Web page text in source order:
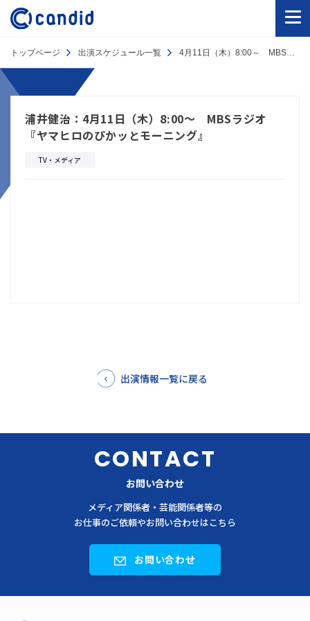
トップページ 出演スケジュール一覧 4月11日（木）8:00～ MBSラジオ『ヤマヒロのぴかッとモーニング』
浦井健治：4月11日（木）8:00～ MBSラジオ
『ヤマヒロのぴかッとモーニング』
TV・メディア
出演情報一覧に戻る
CONTACT
お問い合わせ
メディア関係者・芸能関係者等の
お仕事のご依頼やお問い合わせはこちら
お問い合わせ